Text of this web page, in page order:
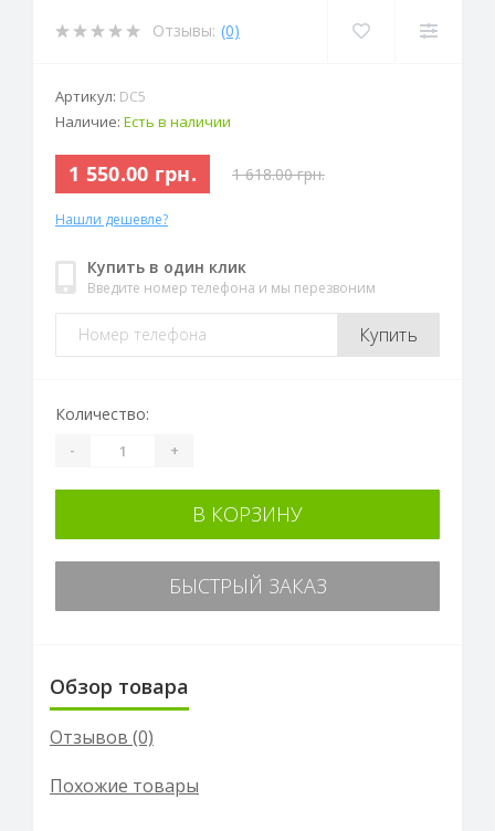
Отзывы: (0)
Артикул: DС5
Наличие: Есть в наличии
1 550.00 грн. 1 618.00 грн.
Нашли дешевле?
Купить в один клик
Введите номер телефона и мы перезвоним
Купить
Количество:
- +
В КОРЗИНУ
БЫСТРЫЙ ЗАКАЗ
Обзор товара
Отзывов (0)
Похожие товары